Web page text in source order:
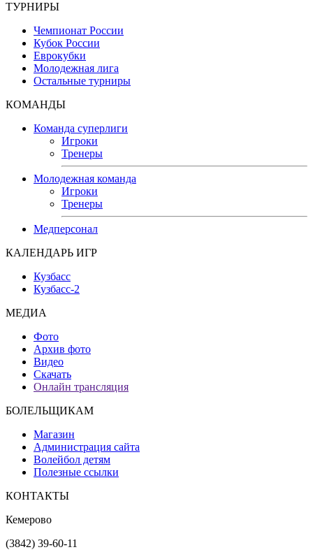
ТУРНИРЫ
Чемпионат России
Кубок России
Еврокубки
Молодежная лига
Остальные турниры
КОМАНДЫ
Команда суперлиги
Игроки
Тренеры
Молодежная команда
Игроки
Тренеры
Медперсонал
КАЛЕНДАРЬ ИГР
Кузбасс
Кузбасс-2
МЕДИА
Фото
Архив фото
Видео
Скачать
Онлайн трансляция
БОЛЕЛЬЩИКАМ
Магазин
Администрация сайта
Волейбол детям
Полезные ссылки
КОНТАКТЫ
Кемерово
(3842) 39-60-11